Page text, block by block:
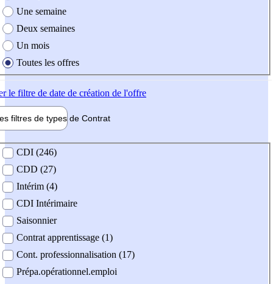
Une semaine
Deux semaines
Un mois
Toutes les offres
le filtre de date de création de l'offre
filtres de types de Contrat
contrat
CDI (246)
CDD (27)
Intérim (4)
CDI Intérimaire
Saisonnier
Contrat apprentissage (1)
Cont. professionnalisation (17)
Prépa.opérationnel.emploi